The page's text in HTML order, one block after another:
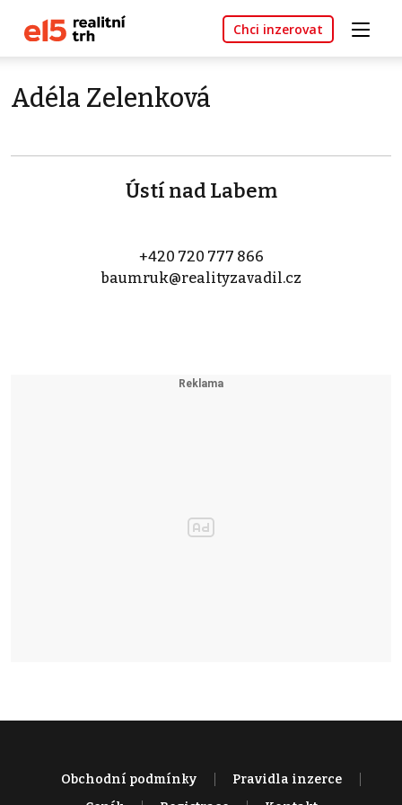
Chci inzerovat
Adéla Zelenková
Ústí nad Labem
+420 720 777 866
baumruk@realityzavadil.cz
Obchodní podmínky
Pravidla inzerce